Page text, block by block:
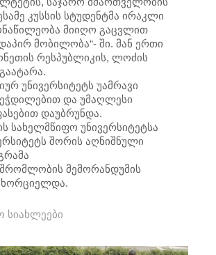
კუსსის სტუდენტმა ირაკლი
მიიღო გაცვლით
მობილობა“- ში. მან ერთი
რესპუბლიკის, ლოძის
უნივერსიტეტს უამრავი
და უმაღლესი
დაუბრუნდა.
სახელმწიფო უნივერსიტეტსა
შორის აღნიშნული
მემორანდუმის
სიახლეები